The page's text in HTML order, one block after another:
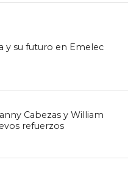
y su futuro en Emelec
Cabezas y William
refuerzos